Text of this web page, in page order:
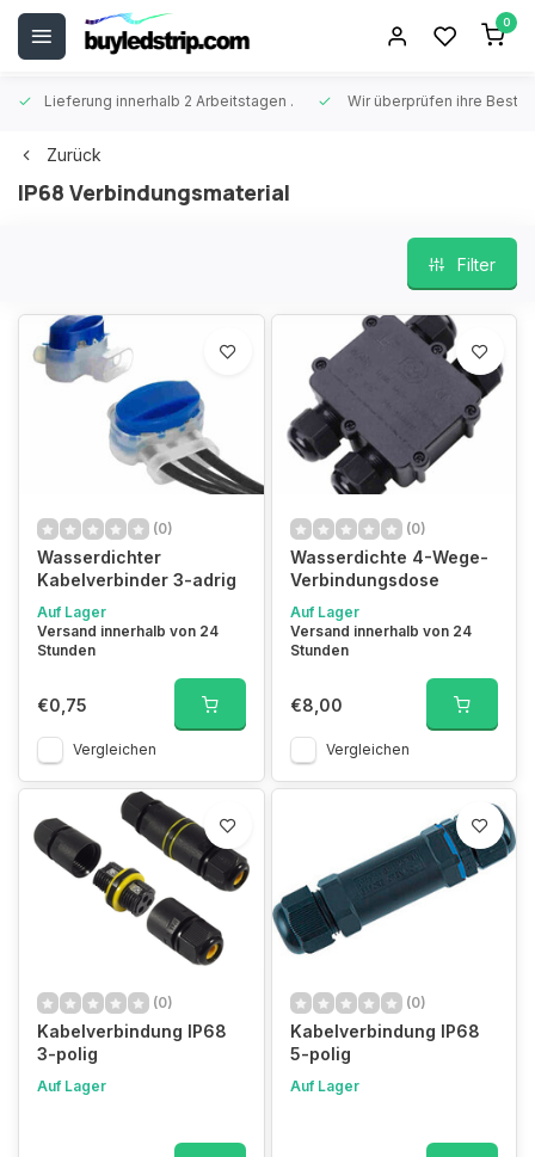
0
Lieferung innerhalb 2 Arbeitstagen . Wir überprüfen ihre
Zurück
IP68 Verbindungsmaterial
Filter
(0)
Wasserdichter
Kabelverbinder 3-adrig
Auf Lager
Versand innerhalb von 24
Stunden
€0,75
Vergleichen
(0)
Wasserdichte 4-Wege-
Verbindungsdose
Auf Lager
Versand innerhalb von 24
Stunden
€8,00
Vergleichen
(0)
Kabelverbindung IP68
3-polig
Auf Lager
(0)
Kabelverbindung IP68
5-polig
Auf Lager